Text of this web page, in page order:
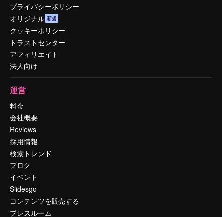
プライバシーポリシー
オリジナル 新規
クッキーポリシー
トラストセンター
アフィリエイト
法人向け
運営
料金
会社概要
Reviews
採用情報
検索トレンド
ブログ
イベント
Slidesgo
コンテンツを販売する
プレスルーム